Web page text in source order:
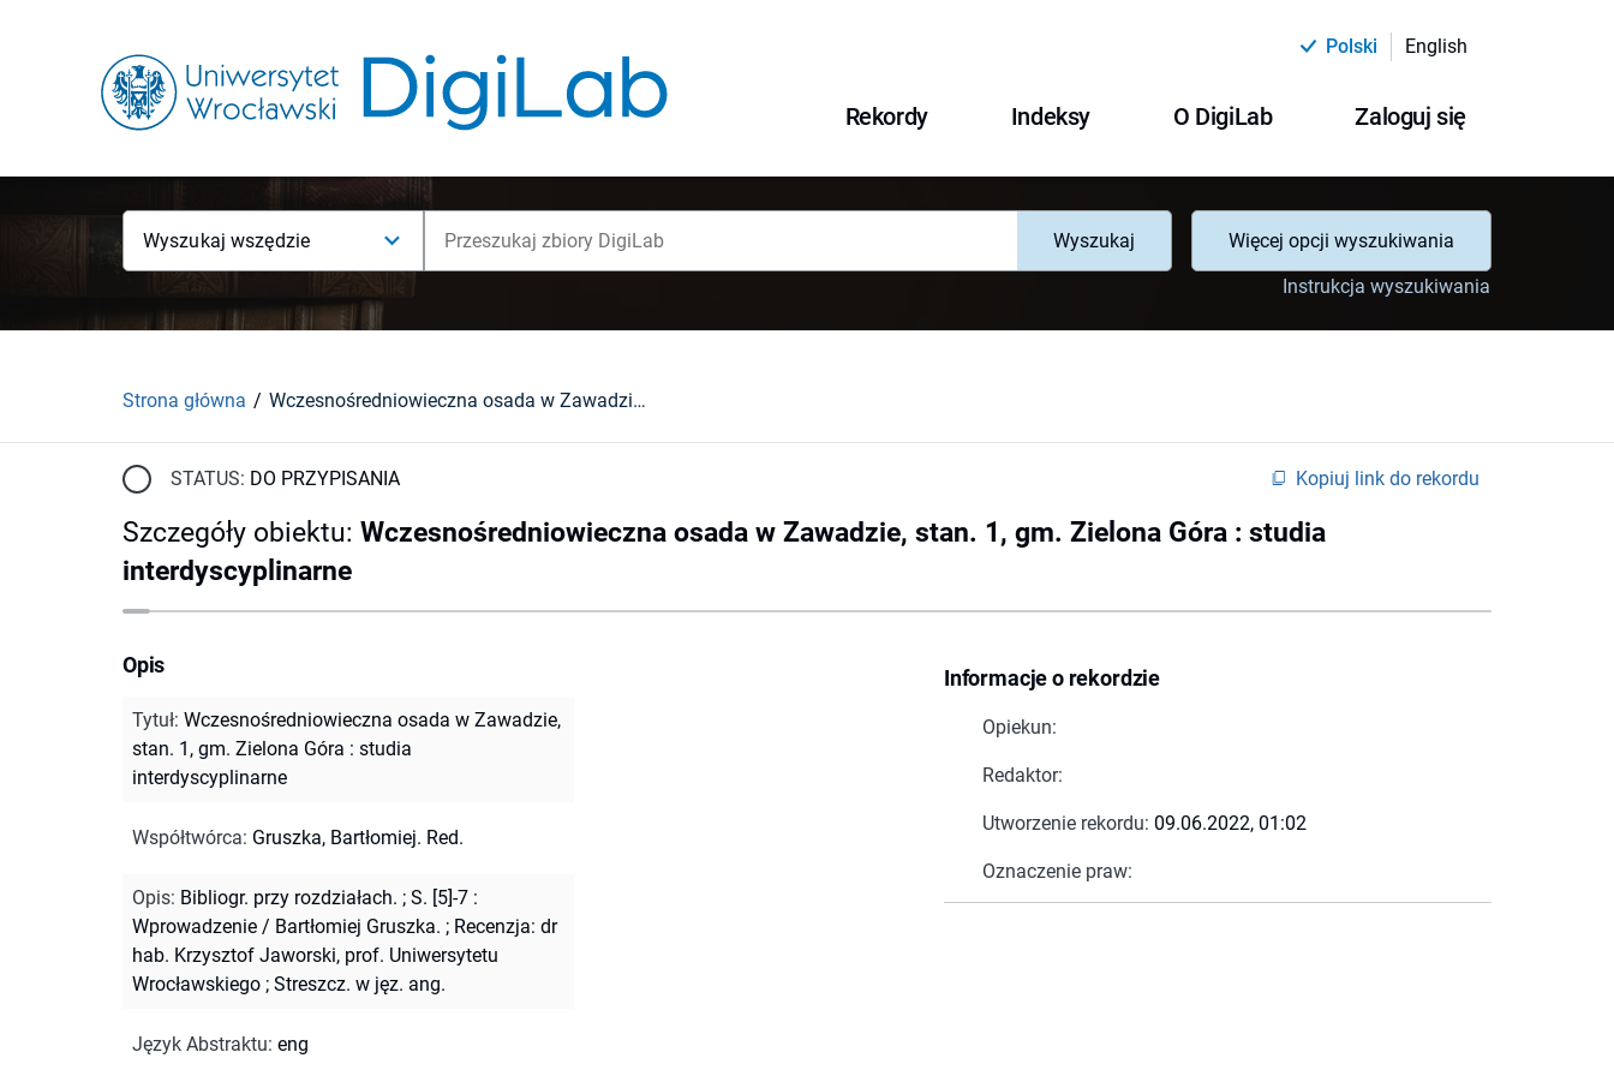
Polski English
Rekordy Indeksy O DigiLab Zaloguj się
Wyszukaj wszędzie Wyszukaj
Więcej opcji wyszukiwania
Instrukcja wyszukiwania
Strona główna Wczesnośredniowieczna osada w Zawadzie, stan. 1, gm. Zielona Góra : studia interdyscyplinarne
STATUS: DO PRZYPISANIA Kopiuj link do rekordu
Szczegóły obiektu: Wczesnośredniowieczna osada w Zawadzie, stan. 1, gm. Zielona Góra : studia
interdyscyplinarne
Informacje o rekordzie
Opiekun:
Redaktor:
Utworzenie rekordu: 09.06.2022, 01:02
Oznaczenie praw:
Opis
Tytuł: Wczesnośredniowieczna osada w Zawadzie,
stan. 1, gm. Zielona Góra : studia
interdyscyplinarne
Współtwórca: Gruszka, Bartłomiej. Red.
Opis: Bibliogr. przy rozdziałach. ; S. [5]-7 :
Wprowadzenie / Bartłomiej Gruszka. ; Recenzja: dr
hab. Krzysztof Jaworski, prof. Uniwersytetu
Wrocławskiego ; Streszcz. w jęz. ang.
Język Abstraktu: eng